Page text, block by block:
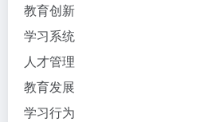
教育创新
学习系统
人才管理
教育发展
学习行为